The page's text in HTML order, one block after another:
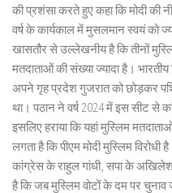
की प्रशंसा करते हुए कहा कि मोदी की
वर्ष के कार्यकाल में मुसलमान स्वयं को
खासतौर से उल्लेखनीय है कि तीनों
मतदाताओं की संख्या ज्यादा है।
अपने गृह प्रदेश गुजरात को छोड़कर
था। पठान ने वर्ष 2024 में इस सीट से
इसलिए हराया कि यहां मुस्लिम
लगता है कि पीएम मोदी मुस्लिम
कांग्रेस के राहुल गांधी, सपा के
है कि जब मुस्लिम वोटों के दम पर चुनाव